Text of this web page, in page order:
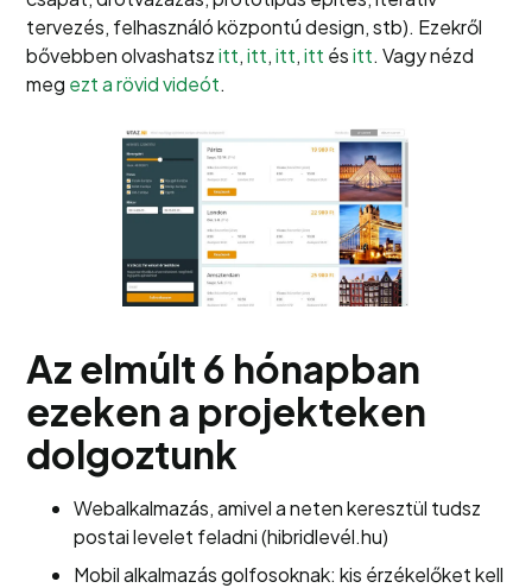
tervezés, felhasználó központú design, stb). Ezekről
bővebben olvashatszitt,itt,itt,itt ésitt. Vagy nézd
meg ezt a rövid videót.
Az elmúlt 6 hónapban
ezeken a projekteken
dolgoztunk
Webalkalmazás, amivel a neten keresztül tudsz
postai levelet feladni (hibridlevél.hu)
Mobil alkalmazás golfosoknak: kis érzékelőket kell